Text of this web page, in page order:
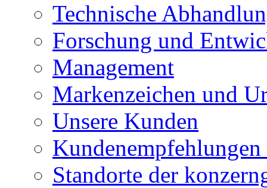
Technische
Forschung und
Management
Markenzeichen und
Unsere Kunden
Kundenempfehlungen
Standorte der